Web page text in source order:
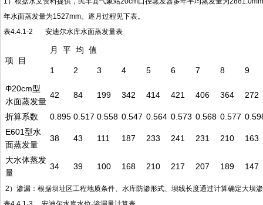
年水面蒸发量为1527mm。逐月过程见下表。
表4.4.1-2 安迪尔水库水面蒸发量表
项 目
月 平 均 值
1 2 3 4 5 6 7 8
9
Φ20cm型
水面蒸发量
42 84 199 342 414 421 406 364 272
折算系数 0.895 0.517 0.558 0.547 0.564 0.573 0.568 0.577
E601型水
面蒸发量
38 43 111 187 233 241 231 210 163
大水体蒸发
量
34 39 100 168 210 217 207 189 147
2）渗漏：根据坝址区工程地质条件、水库防渗形式、坝线长度通过计算确定大坝